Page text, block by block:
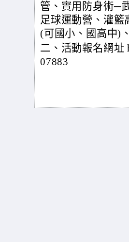
管、實用防身術─
足球運動營、灌
(可國小、國高中)
二、活動報名網址
07883